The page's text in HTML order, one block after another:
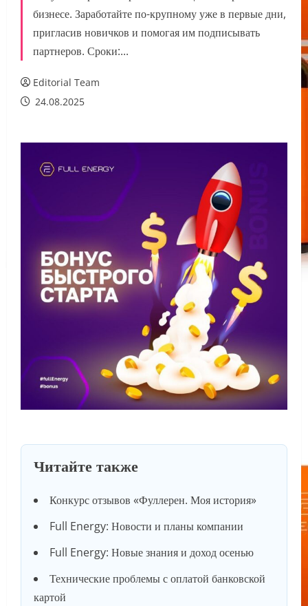
бизнесе. Заработайте по-крупному уже в первые дни,
пригласив новичков и помогая им подписывать
партнеров. Сроки:...
Editorial Team
24.08.2025
Читайте также
Конкурс отзывов «Фуллерен. Моя история»
Full Energy: Новости и планы компании
Full Energy: Новые знания и доход осенью
Технические проблемы с оплатой банковской
картой